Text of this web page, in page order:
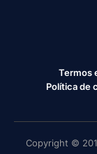
Termos
Política de
Copyright ©